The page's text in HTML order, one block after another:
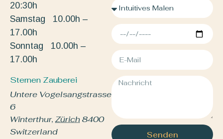
20:30h
Samstag 10.00h –
17.00h
Sonntag 10.00h –
17.00h
Sternen Zauberei
Untere Vogelsangstrasse
6
Winterthur, Zürich8400
Switzerland
Senden